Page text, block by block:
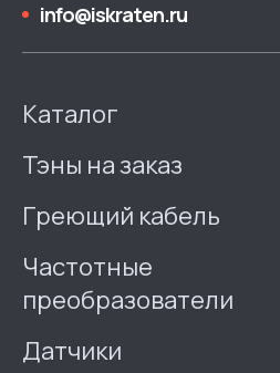
info@iskraten.ru
Каталог
Тэны на заказ
Греющий кабель
Частотные
преобразователи
Датчики